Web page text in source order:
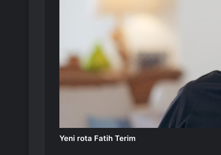
Yeni rota Fatih Terim